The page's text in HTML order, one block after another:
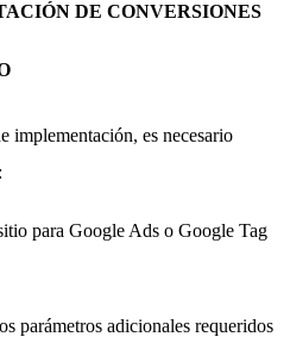
DE CONVERSIONES
implementación, es necesario
para Google Ads o Google Tag
parámetros adicionales requeridos